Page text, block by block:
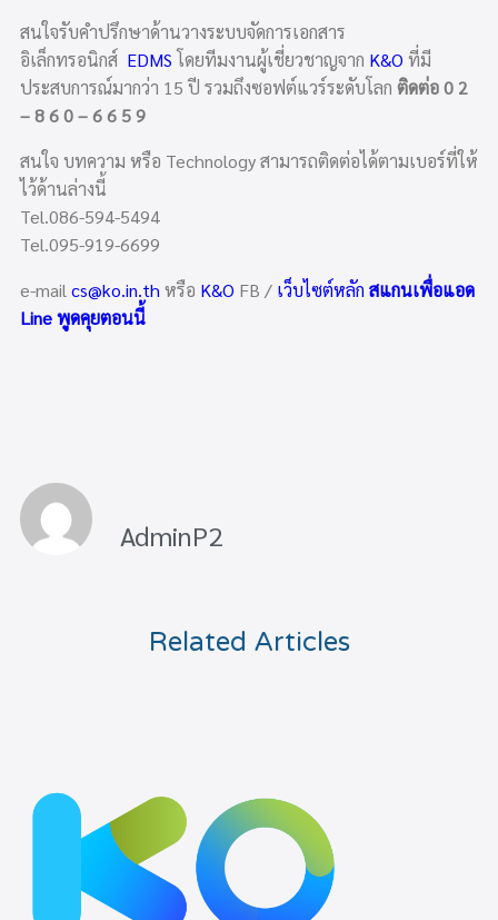
สนใจรับคำปรึกษาด้านวางระบบจัดการเอกสาร
อิเล็กทรอนิกส์ EDMS โดยทีมงานผู้เชี่ยวชาญจาก K&O ที่มี
ประสบการณ์มากว่า 15 ปี รวมถึงซอฟต์แวร์ระดับโลก ติดต่อ 0 2
– 8 6 0 – 6 6 5 9
สนใจ บทความ หรือ Technology สามารถติดต่อได้ตามเบอร์ที่ให้
ไว้ด้านล่างนี้
Tel.086-594-5494
Tel.095-919-6699
e-mail cs@ko.in.th หรือ K&O FB / เว็บไซต์หลัก สแกนเพื่อแอด
Line พูดคุยตอนนี้
AdminP2
Related Articles